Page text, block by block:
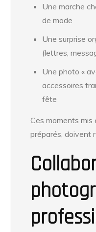
Une marche
de mode
Une surprise
(lettres,
Une photo «
accessoires
fête
Ces moments mis
préparés, doivent